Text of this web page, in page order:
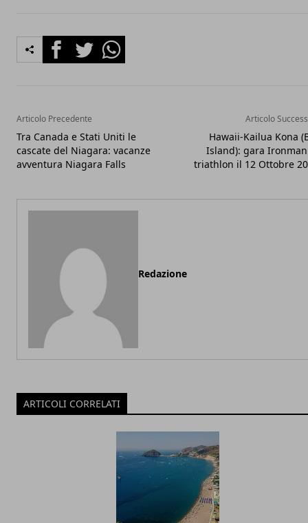
FacebookTwitterWhatsapp
Articolo Precedente
Tra Canada e Stati Uniti le
cascate del Niagara: vacanze
avventura Niagara Falls
Articolo
Hawaii-Kailua Kona
Island): gara
triathlon il 12 Ottobre
Redazione
ARTICOLI CORRELATI